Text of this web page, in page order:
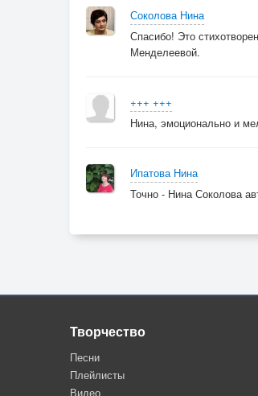
Соколова Нина
Спасибо! Это
Менделеевой.
+++ +++
Нина, эмоционально и
Ипатова Нина
Точно - Нина Соколова
Творчество
Песни
Плейлисты
Видео